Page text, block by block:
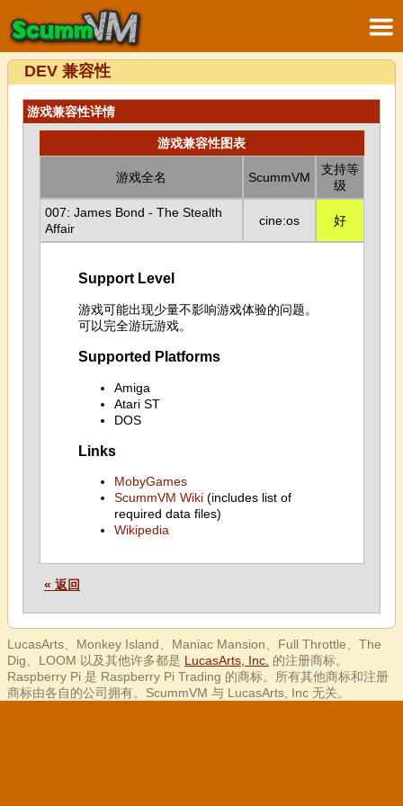
DEV 兼容性
游戏兼容性详情
游戏兼容性图表
游戏全名 ScummVM
支持等
级
007: James Bond - The Stealth
Affair
cine:os 好
Support Level
游戏可能出现少量不影响游戏体验的问题。
可以完全游玩游戏。
Supported Platforms
Amiga
Atari ST
DOS
Links
MobyGames
ScummVM Wiki(includes list of
required data files)
Wikipedia
« 返回
LucasArts、Monkey Island、Maniac Mansion、Full Throttle、The
Dig、LOOM 以及其他许多都是 LucasArts, Inc. 的注册商标。
Raspberry Pi 是 Raspberry Pi Trading 的商标。所有其他商标和注册
商标由各自的公司拥有。ScummVM 与 LucasArts, Inc 无关。